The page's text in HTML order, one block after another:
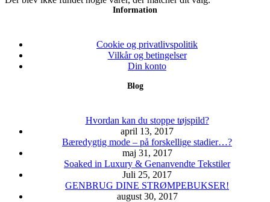
Information
Cookie og privatlivspolitik
Vilkår og betingelser
Din konto
Blog
Hvordan kan du stoppe tøjspild?
april 13, 2017
Bæredygtig mode – på forskellige stadier…?
maj 31, 2017
Soaked in Luxury & Genanvendte Tekstiler
Juli 25, 2017
GENBRUG DINE STRØMPEBUKSER!
august 30, 2017